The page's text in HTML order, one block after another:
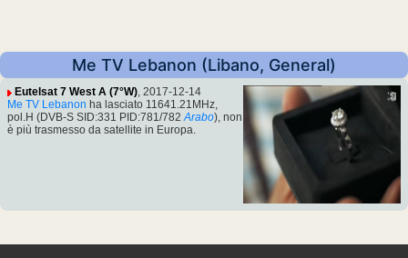
Me TV Lebanon (Libano, General)
Eutelsat 7 West A (7°W), 2017-12-14
Me TV Lebanon ha lasciato 11641.21MHz,
pol.H (DVB-S SID:331 PID:781/782 Arabo), non
è più trasmesso da satellite in Europa.